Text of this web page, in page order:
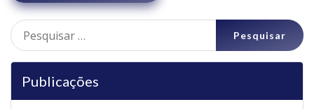
Pesquisar
por:
Publicações